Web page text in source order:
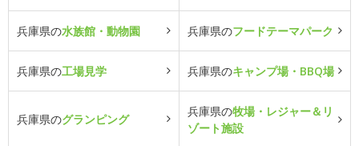
兵庫県の水族館・動物園 兵庫県のフードテーマパーク
兵庫県の工場見学 兵庫県のキャンプ場・BBQ場
兵庫県のグランピング
兵庫県の牧場・レジャー＆リ
ゾート施設